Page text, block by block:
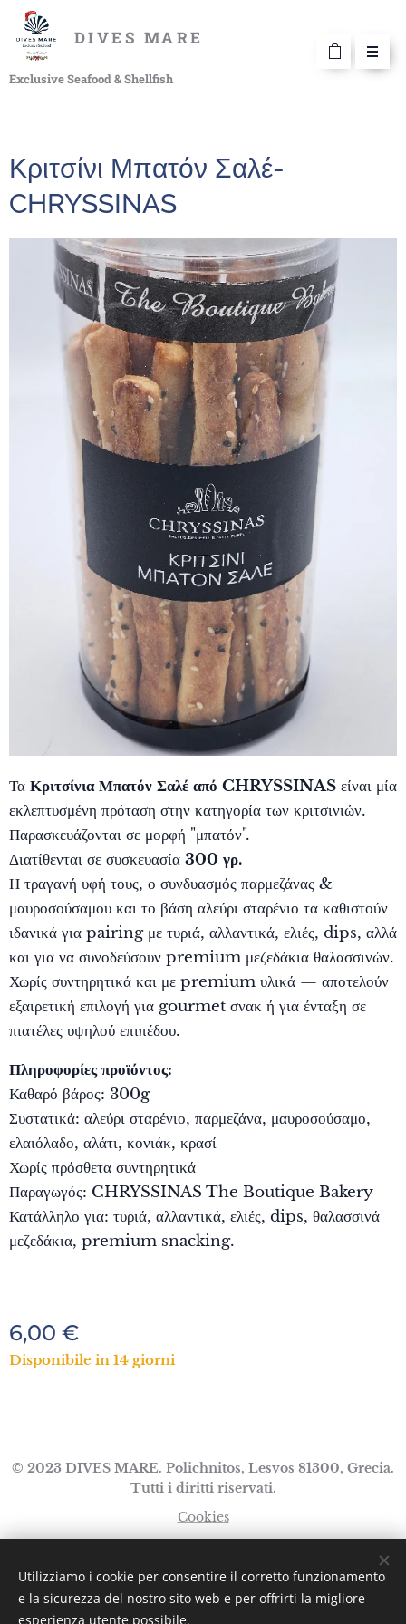
DIVES MARE
Exclusive Seafood & Shellfish
Κριτσίνι Μπατόν Σαλέ-
CHRYSSINAS
Τα Κριτσίνια Μπατόν Σαλέ από CHRYSSINAS είναι μία
εκλεπτυσμένη πρόταση στην κατηγορία των κριτσινιών.
Παρασκευάζονται σε μορφή "μπατόν".
Διατίθενται σε συσκευασία 300 γρ.
Η τραγανή υφή τους, ο συνδυασμός παρμεζάνας &
μαυροσούσαμου και το βάση αλεύρι σταρένιο τα καθιστούν
ιδανικά για pairing με τυριά, αλλαντικά, ελιές, dips, αλλά
και για να συνοδεύσουν premium μεζεδάκια θαλασσινών.
Χωρίς συντηρητικά και με premium υλικά — αποτελούν
εξαιρετική επιλογή για gourmet σνακ ή για ένταξη σε
πιατέλες υψηλού επιπέδου.
Πληροφορίες προϊόντος:
Καθαρό βάρος: 300g
Συστατικά: αλεύρι σταρένιο, παρμεζάνα, μαυροσούσαμο,
ελαιόλαδο, αλάτι, κονιάκ, κρασί
Χωρίς πρόσθετα συντηρητικά
Παραγωγός: CHRYSSINAS The Boutique Bakery
Κατάλληλο για: τυριά, αλλαντικά, ελιές, dips, θαλασσινά
μεζεδάκια, premium snacking.
6,00 €
Disponibile in 14 giorni
© 2023 DIVES MARE. Polichnitos, Lesvos 81300, Grecia.
Tutti i diritti riservati.
Cookies
Ελληνικά
English Italiano
Utilizziamo i cookie per consentire il corretto funzionamento
e la sicurezza del nostro sito web e per offrirti la migliore
esperienza utente possibile.